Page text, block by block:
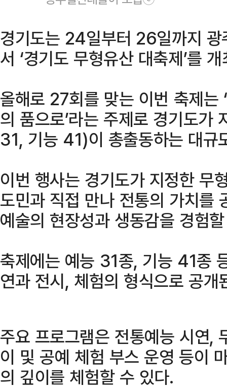
경기도는 24일부터 26일까지 광
서 ‘경기도 무형유산 대축제’를
올해로 27회를 맞는 이번 축제는
의 품으로’라는 주제로 경기도가
31, 기능 41)이 총출동하는 대규
이번 행사는 경기도가 지정한 무
도민과 직접 만나 전통의 가치를
예술의 현장성과 생동감을 경험
축제에는 예능 31종, 기능 41종
연과 전시, 체험의 형식으로 공개
주요 프로그램은 전통예능 시연,
이 및 공예 체험 부스 운영 등이
의 깊이를 체험할 수 있다.